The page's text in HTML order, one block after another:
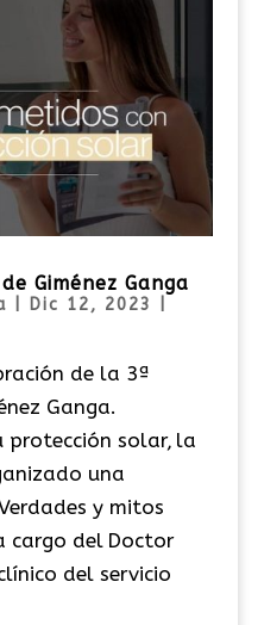
Giménez Ganga
Dic 12, 2023
de la 3ª
Ganga.
protección solar, la
una
y mitos
cargo del Doctor
del servicio